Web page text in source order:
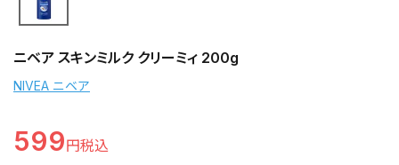
ニベア スキンミルク クリーミィ 200g
NIVEA ニベア
599